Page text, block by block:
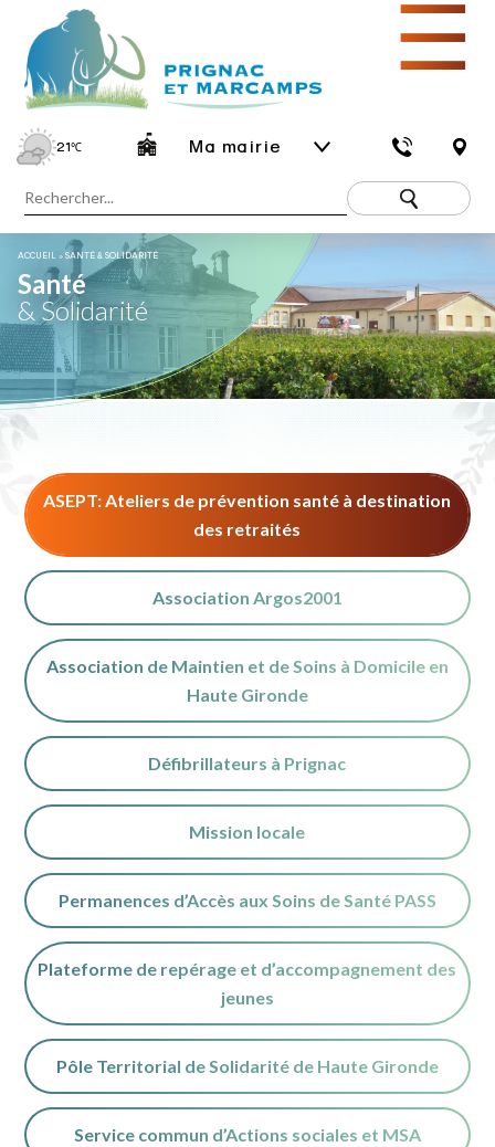
21℃ Ma mairie
☰
ACCUEIL »SANTÉ & SOLIDARITÉ
Santé
& Solidarité
ASEPT: Ateliers de prévention santé à destination
des retraités
Association Argos2001
Association de Maintien et de Soins à Domicile en
Haute Gironde
Défibrillateurs à Prignac
Mission locale
Permanences d’Accès aux Soins de Santé PASS
Plateforme de repérage et d’accompagnement des
jeunes
Pôle Territorial de Solidarité de Haute Gironde
Service commun d’Actions sociales et MSA